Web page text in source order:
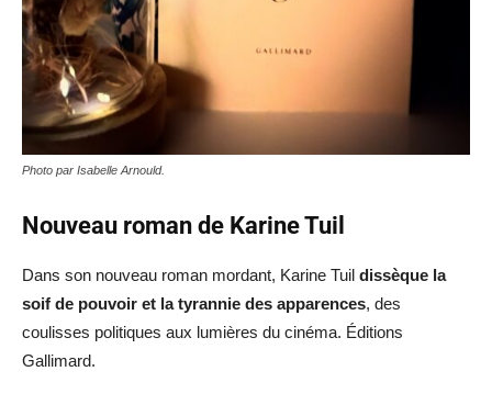
Photo par Isabelle Arnould.
Nouveau roman de Karine Tuil
Dans son nouveau roman mordant, Karine Tuil dissèque la
soif de pouvoir et la tyrannie des apparences, des
coulisses politiques aux lumières du cinéma. Éditions
Gallimard.